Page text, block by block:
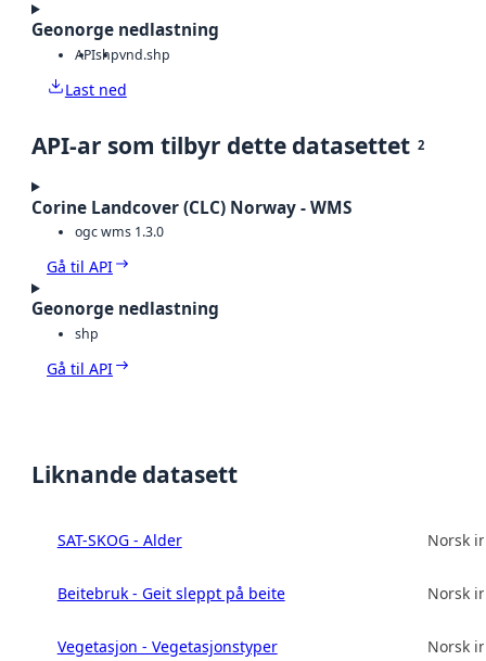
Geonorge nedlastning
APIshpvnd.shp
Last ned
API-ar som tilbyr dette datasettet 2
Corine Landcover (CLC) Norway - WMS
ogc wms 1.3.0
Gå til API
Geonorge nedlastning
shp
Gå til API
Liknande datasett
SAT-SKOG - Alder Norsk
Beitebruk - Geit sleppt på beite Norsk
Vegetasjon - Vegetasjonstyper Norsk